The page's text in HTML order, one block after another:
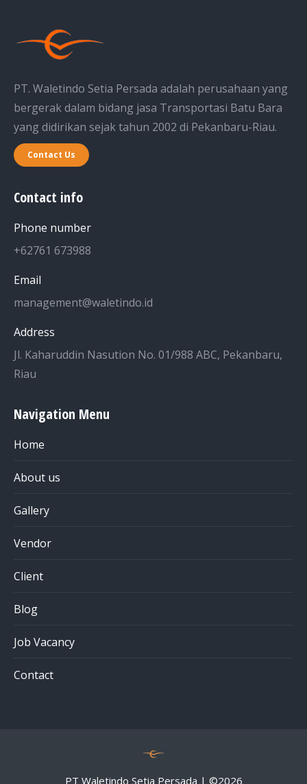
PT. Waletindo Setia Persada adalah perusahaan yang
bergerak dalam bidang jasa Transportasi Batu Bara
yang didirikan sejak tahun 2002 di Pekanbaru-Riau.
Contact Us
Contact info
Phone number
+62761 673988
Email
management@waletindo.id
Address
Jl. Kaharuddin Nasution No. 01/988 ABC, Pekanbaru,
Riau
Navigation Menu
Home
About us
Gallery
Vendor
Client
Blog
Job Vacancy
Contact
PT Waletindo Setia Persada | ©2026